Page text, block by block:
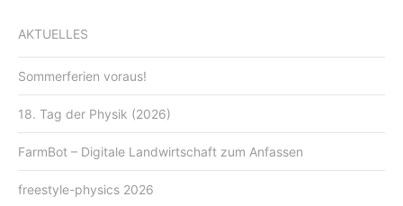
AKTUELLES
Sommerferien voraus!
18. Tag der Physik (2026)
FarmBot – Digitale Landwirtschaft zum Anfassen
freestyle-physics 2026